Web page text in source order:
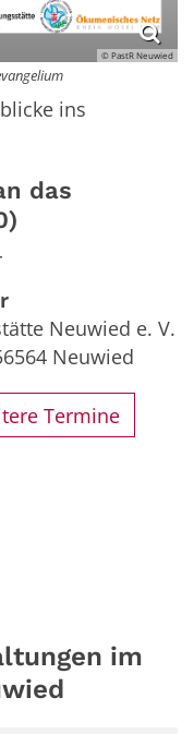
© PastR Neuwied
ins
das
Neuwied e. V.
Neuwied
Termine
im